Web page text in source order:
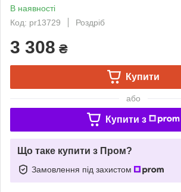
В наявності
Код: pr13729
Роздріб
3 308 ₴
Купити
або
Купити з
Що таке купити з Пром?
Замовлення під захистом